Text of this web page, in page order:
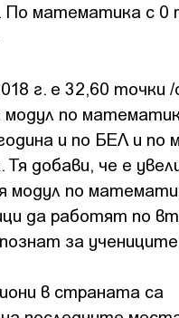
По математика с 0
г. е 32,60 точки
по
и по БЕЛ и по
добави, че е
модул по
да работят по
за
в страната са